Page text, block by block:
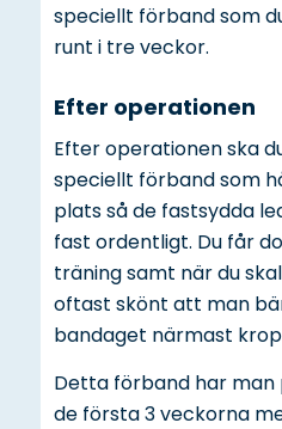
speciellt förband som
runt i tre veckor.
Efter operationen
Efter operationen ska
speciellt förband som
plats så de fastsydda
fast ordentligt. Du får
träning samt när du
oftast skönt att man
bandaget närmast
Detta förband har
de första 3 veckorna